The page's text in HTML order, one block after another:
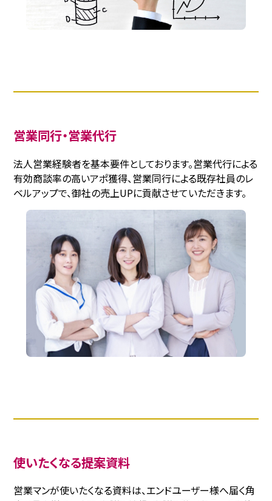
営業同行・営業代行
法人営業経験者を基本要件としております。営業代行による
有効商談率の高いアポ獲得、営業同行による既存社員のレ
ベルアップで、御社の売上UPに貢献させていただきます。
使いたくなる提案資料
営業マンが使いたくなる資料は、エンドユーザー様へ届く角